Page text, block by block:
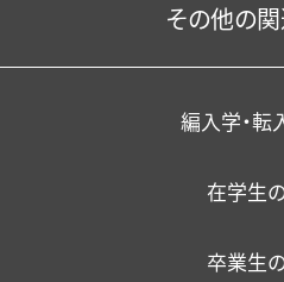
研究
教育の
情報
スポーツマネジ
一般教育
学生サポート
学生サポート
暮らし・相談
外国人
在籍者出
教員
関東学園大学
学校法人
その他の
YouTube公式
職員
編入学・転
在学生
卒業生